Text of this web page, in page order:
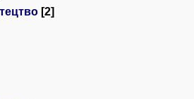
[2]